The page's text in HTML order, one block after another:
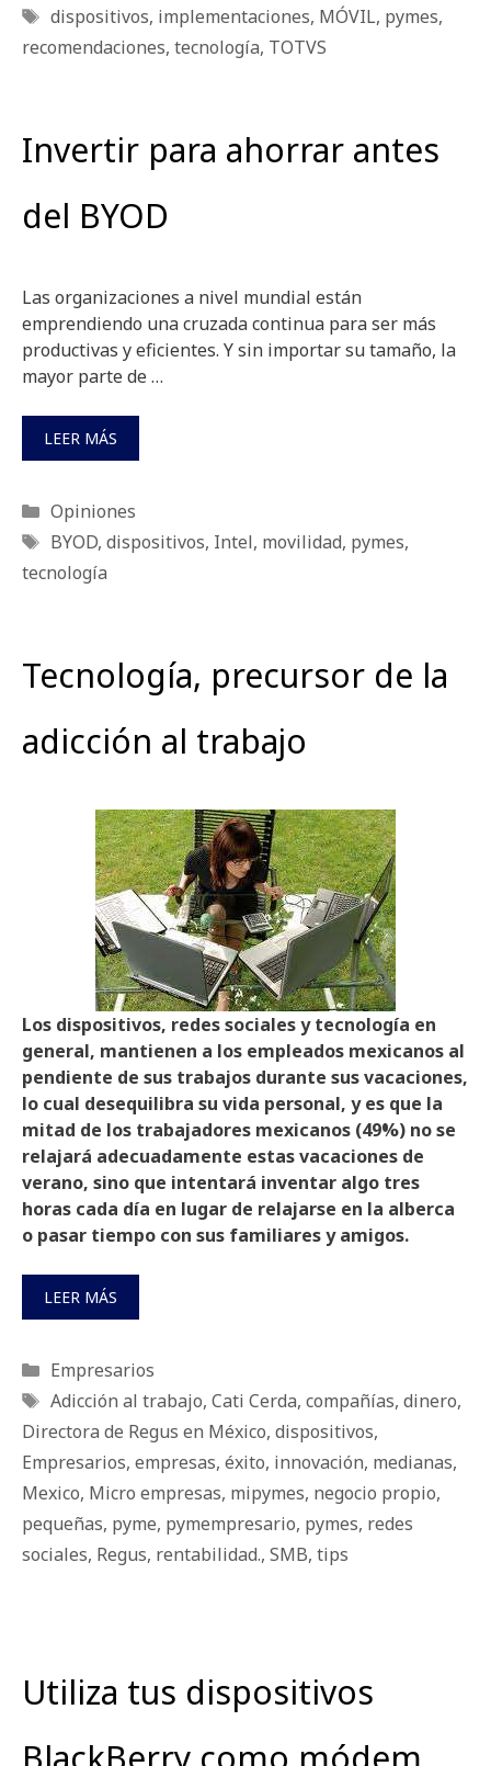
Etiquetas
dispositivos, implementaciones, MÓVIL, pymes,
recomendaciones, tecnología, TOTVS
Invertir para ahorrar antes
del BYOD
Las organizaciones a nivel mundial están
emprendiendo una cruzada continua para ser más
productivas y eficientes. Y sin importar su tamaño, la
mayor parte de …
LEER MÁS
Categorías
Opiniones
Etiquetas
BYOD, dispositivos, Intel, movilidad, pymes,
tecnología
Tecnología, precursor de la
adicción al trabajo
Los dispositivos, redes sociales y tecnología en
general, mantienen a los empleados mexicanos al
pendiente de sus trabajos durante sus vacaciones,
lo cual desequilibra su vida personal, y es que la
mitad de los trabajadores mexicanos (49%) no se
relajará adecuadamente estas vacaciones de
verano, sino que intentará inventar algo tres
horas cada día en lugar de relajarse en la alberca
o pasar tiempo con sus familiares y amigos.
LEER MÁS
Categorías
Empresarios
Etiquetas
Adicción al trabajo, Cati Cerda, compañías, dinero,
Directora de Regus en México, dispositivos,
Empresarios, empresas, éxito, innovación, medianas,
Mexico, Micro empresas, mipymes, negocio propio,
pequeñas, pyme, pymempresario, pymes, redes
sociales, Regus, rentabilidad., SMB, tips
Utiliza tus dispositivos